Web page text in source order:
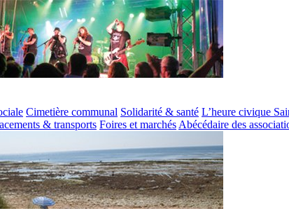
Cimetière communal Solidarité & santé L’heure civique
& transports Foires et marchés Abécédaire des